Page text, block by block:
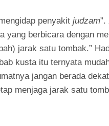
penyakit judzam”.
yang berbicara dengan
jarak satu tombak.”
kusta itu ternyata
jangan berada
menjaga jarak satu